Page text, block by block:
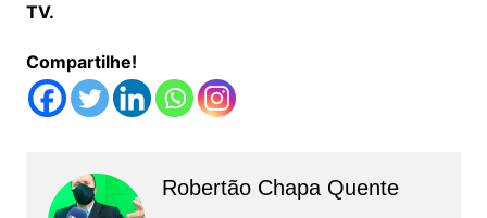
TV.
Compartilhe!
Robertão Chapa Quente